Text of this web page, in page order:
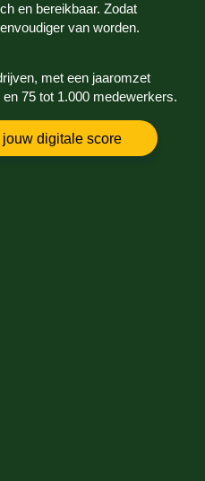
en bereikbaar. Zodat
van worden.
met een jaaromzet
75 tot 1.000 medewerkers.
digitale score